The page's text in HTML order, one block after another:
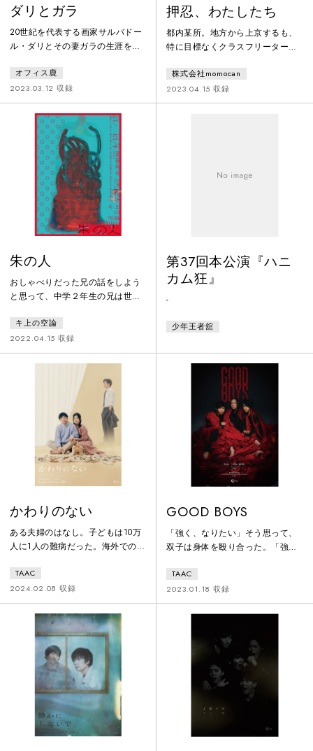
ダリとガラ
20世紀を代表する画家サルバドー
ル・ダリとその妻ガラの生涯を描
リとガラ」。劇団鹿殺しの丸尾丸
一郎が脚本と演出を手掛け、前時
代の常識を破壊するような斬新な
アートを体現し続けたダリの衝動
と、生涯を通して彼のミューズで
あったガラの生き様を多彩なキャ
ストで描いていく。
オフィス鹿
2023.03.12 収録
押忍、わたしたち
都内某所。地方から上京するも、
特に目標なくクラスフリーター・
湯でアルバイトをしていた。そん
な彼女のささやかな楽しみは、バ
イト終わりにとっぷりと湯船に浸
だがある日、突然銭湯の取り壊し
株式会社momocan
2023.04.15 収録
朱の人
おしゃべりだった兄の話をしよう
と思って、中学２年生の兄は世界
高校１年生の時、兄の不幸の始ま
りでした。先に言っておくと、兄
はこの先壊れます。あともう一つ
言っておきますと、これは「演
劇」の話ではなくて、まずこれは
「兄」という「人間」の話で。壊
れていく「兄」と、滅んだ「僕」
と。あと兄に関わった、兄を愛し
たり憎んだりした「周りの人達」
の。まぁ別に大した話じゃありま
せん。
キ上の空論
2022.04.15 収録
第37回本公演『ハニ
カム狂』
-
少年王者舘
かわりのない
ある夫婦のはなし。子どもは10万
人に1人の難病だった。海外での移
行ったが、あと少しで目標額に届
きそうな時に亡くなった。しばら
くして。夫が妻に必要なくなった
はずの募金活動を持ちかける。ま
たしばらくして。ようやく目標額
に達したその日。2人のもとに子
どもが逃げ込んでくる。そこから
事態は大きく変化していって･･･。
TAAC
2024.02.08 収録
GOOD BOYS
「強く、なりたい」そう思って、
双子は身体を殴り合った。「強
は罵詈雑言を浴びせ合った。「強
く、なりたい」そう思って、双子
は大人よりも賢くなった。これ
は、双子の少年たちが過ごした
そう願った彼ら 2 人の行く先
は...。
TAAC
2023.01.18 収録